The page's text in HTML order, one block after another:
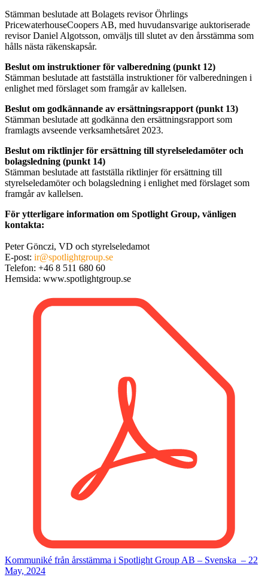
Stämman beslutade att Bolagets revisor Öhrlings
PricewaterhouseCoopers AB, med huvudansvarige auktoriserade
revisor Daniel Algotsson, omväljs till slutet av den årsstämma som
hålls nästa räkenskapsår.
Beslut om instruktioner för valberedning (punkt 12)
Stämman beslutade att fastställa instruktioner för valberedningen i
enlighet med förslaget som framgår av kallelsen.
Beslut om godkännande av ersättningsrapport (punkt 13)
Stämman beslutade att godkänna den ersättningsrapport som
framlagts avseende verksamhetsåret 2023.
Beslut om riktlinjer för ersättning till styrelseledamöter och
bolagsledning (punkt 14)
Stämman beslutade att fastställa riktlinjer för ersättning till
styrelseledamöter och bolagsledning i enlighet med förslaget som
framgår av kallelsen.
För ytterligare information om Spotlight Group, vänligen
kontakta:
Peter Gönczi, VD och styrelseledamot
E-post: ir@spotlightgroup.se
Telefon: +46 8 511 680 60
Hemsida: www.spotlightgroup.se
Kommuniké från årsstämma i Spotlight Group AB – Svenska – 22
May, 2024